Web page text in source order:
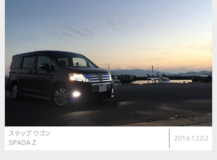
ステップ ワゴン
SPADA Z
2016.12.02